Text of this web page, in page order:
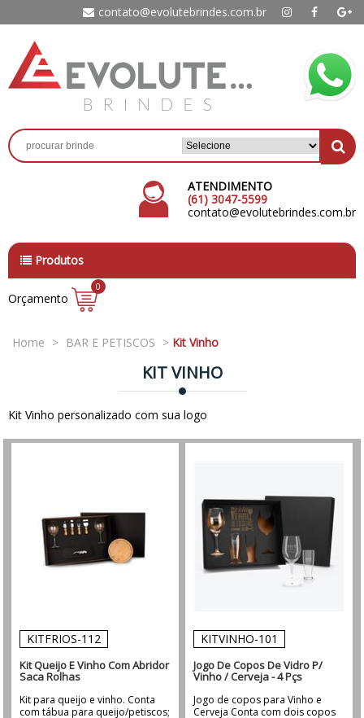
contato@evolutebrindes.com.br
ATENDIMENTO
(61) 3047-5599
contato@evolutebrindes.com.br
Produtos
Orçamento
0
Home > BAR E PETISCOS > Kit Vinho
KIT VINHO
Kit Vinho personalizado com sua logo
KITFRIOS-112
Kit Queijo E Vinho Com Abridor
Saca Rolhas
Kit para queijo e vinho. Conta
com tábua para queijo/petiscos;
KITVINHO-101
Jogo De Copos De Vidro P/
Vinho / Cerveja - 4 Pçs
Jogo de copos para Vinho e
Cerveja Conta com dois copos